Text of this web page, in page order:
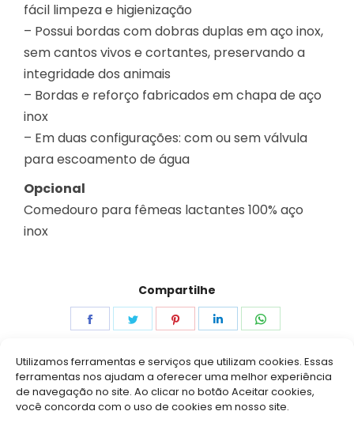
Utilizamos ferramentas e serviços que utilizam cookies. Essas
ferramentas nos ajudam a oferecer uma melhor experiência
de navegação no site. Ao clicar no botão Aceitar cookies,
você concorda com o uso de cookies em nosso site.
fácil limpeza e higienização
– Possui bordas com dobras duplas em aço inox,
sem cantos vivos e cortantes, preservando a
integridade dos animais
– Bordas e reforço fabricados em chapa de aço
inox
– Em duas configurações: com ou sem válvula
para escoamento de água
Opcional
Comedouro para fêmeas lactantes 100% aço
inox
Compartilhe
Share
Facebook
Share
Twitter
Share
Pinterest
Share
LinkedInWhatsApp